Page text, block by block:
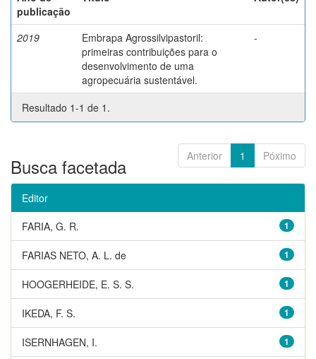
publicação
2019
Embrapa Agrossilvipastoril:
primeiras contribuições para o
desenvolvimento de uma
agropecuária sustentável.
-
Resultado 1-1 de 1.
Anterior 1 Póximo
Busca facetada
Editor
1
FARIA, G. R.
1
FARIAS NETO, A. L. de
1
HOOGERHEIDE, E. S. S.
1
IKEDA, F. S.
1
ISERNHAGEN, I.